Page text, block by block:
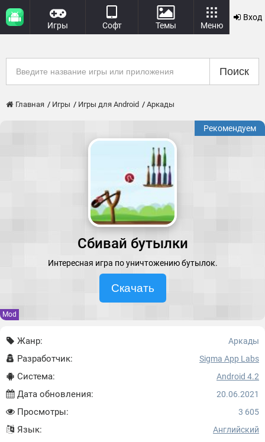
Игры Софт Темы Меню
Вход
Поиск
Главная Игры Игры для Android Аркады
Рекомендуем
Сбивай бутылки
Интересная игра по уничтожению бутылок.
Скачать
Mod
Жанр: Аркады
Разработчик: Sigma App Labs
Система: Android 4.2
Дата обновления: 20.06.2021
Просмотры: 3 605
Язык: Английский